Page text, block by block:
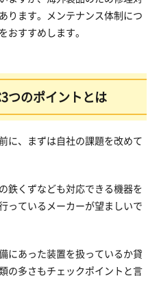
ります。メンテナンス体制につ
おすすめします。
つのポイントとは
に、まずは自社の課題を改めて
鉄くずなども対応できる機器を
っているメーカーが望ましいで
にあった装置を扱っているか貸
の多さもチェックポイントと言